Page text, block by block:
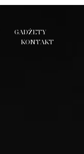
GADŻETY
KONTAKT